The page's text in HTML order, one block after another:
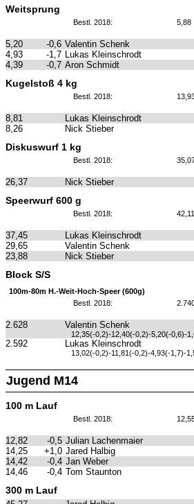
Weitsprung
Bestl. 2018: 5,88
5,20 -0,6 Valentin Schenk
4,93
-1,7 Lukas Kleinschrodt
4,39
-0,7 Aron Schmidt
Kugelstoß 4 kg
Bestl. 2018:
8,81 Lukas Kleinschrodt
8,26
Nick Stieber
Diskuswurf 1 kg
Bestl. 2018:
26,37 Nick Stieber
Speerwurf 600 g
Bestl. 2018: 42,11
37,45 Lukas Kleinschrodt
29,65
Valentin Schenk
23,88
Nick Stieber
Block S/S
100m-80m H.-Weit-Hoch-Speer (600g)
Bestl. 2018:
2.628 Valentin Schenk
12,35(-0,2)-12,40(-0,2)-5,20(-0,6)-
2.592 Lukas Kleinschrodt
13,02(-0,2)-11,81(-0,2)-4,93(-1,7)-
Jugend M14
100 m Lauf
Bestl. 2018:
12,82 -0,5 Julian Lachenmaier
14,25
+1,0 Jared Halbig
14,42
-0,4 Jan Weber
14,46
-0,4 Tom Staunton
300 m Lauf